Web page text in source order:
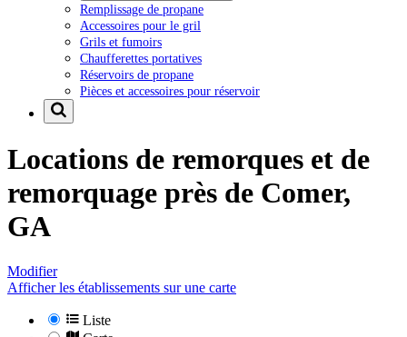
Remplissage de propane
Accessoires pour le gril
Grils et fumoirs
Chaufferettes portatives
Réservoirs de propane
Pièces et accessoires pour réservoir
Locations de remorques et de
remorquage près de Comer,
GA
Modifier
Afficher les établissements sur une carte
Liste